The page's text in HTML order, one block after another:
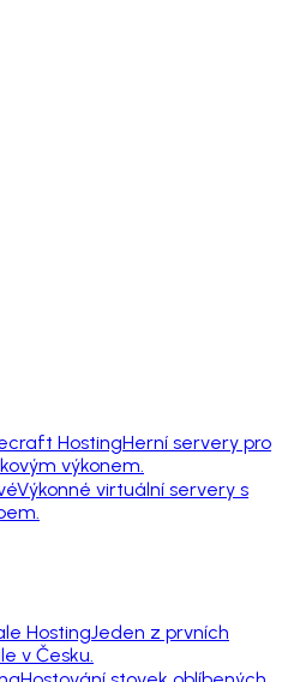
HostingHerní servery pro
výkonem.
Výkonné virtuální servery s
HostingJeden z prvních
v Česku.